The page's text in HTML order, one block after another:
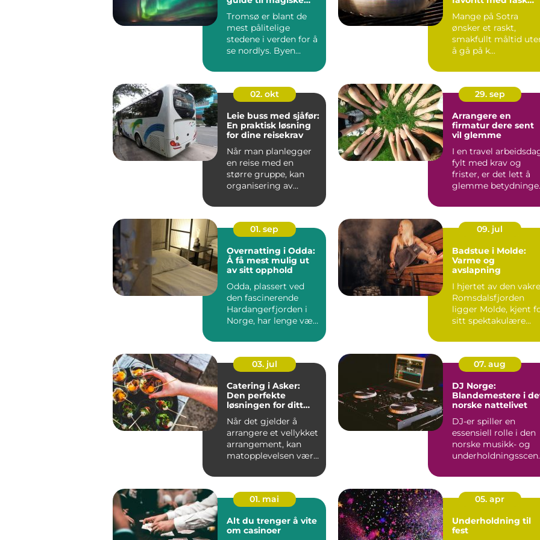
Tromsø er blant de
mest pålitelige
stedene i verden for å
se nordlys. Byen
meny
Mange på Sotra
ønsker et raskt,
smakfullt måltid
å gå på k...
02. okt
Leie buss med sjåfør:
En praktisk løsning
for dine reisekrav
Når man planlegger
en reise med en
større gruppe, kan
organisering av
29. sep
Arrangere en
firmatur dere sent
vil glemme
I en travel
fylt med krav og
frister, er det lett å
glemme
01. sep
Overnatting i Odda:
Å få mest mulig ut
av sitt opphold
Odda, plassert ved
den fascinerende
Hardangerfjorden i
Norge, har lenge vært
09. jul
Badstue i Molde:
Varme og
avslapning
I hjertet av den vakre
Romsdalsfjorden
ligger Molde, kjent
sitt spektakulære
03. jul
Catering i Asker:
Den perfekte
løsningen for ditt
Når det gjelder å
arrangere et vellykket
arrangement, kan
matopplevelsen være
07. aug
DJ Norge:
Blandemestere i
norske nattelivet
DJ-er spiller en
essensiell rolle i den
norske musikk- og
&ar...
01. mai
Alt du trenger å vite
om casinoer
05. apr
Underholdning til
fest